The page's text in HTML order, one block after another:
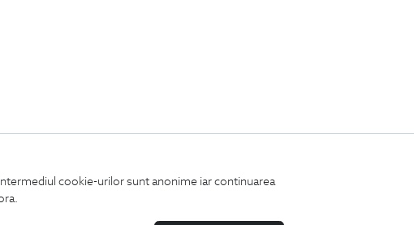
cookie-urilor sunt anonime iar continuarea